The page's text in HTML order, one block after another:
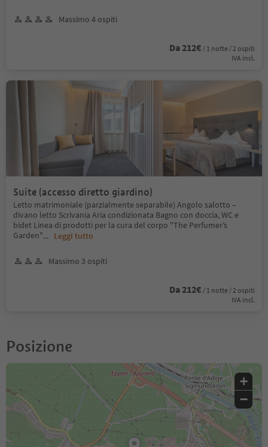
Massimo 4 ospiti
Da 212€ / 1 notte / 2 ospiti
IVA incl.
Suite (accesso diretto giardino)
Letto matrimoniale (parzialmente separabile) Angolo salotto –
divano letto Scrivania Aria condizionata Bagno con doccia, WC e
bidet Linea di prodotti per la cura del corpo "The Perfumer’s
Garden"... Leggi tutto
Massimo 3 ospiti
Da 212€ / 1 notte / 2 ospiti
IVA incl.
Posizione
+
−